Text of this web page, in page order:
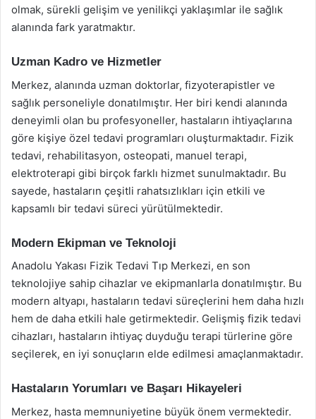
olmak, sürekli gelişim ve yenilikçi yaklaşımlar ile sağlık
alanında fark yaratmaktır.
Uzman Kadro ve Hizmetler
Merkez, alanında uzman doktorlar, fizyoterapistler ve
sağlık personeliyle donatılmıştır. Her biri kendi alanında
deneyimli olan bu profesyoneller, hastaların ihtiyaçlarına
göre kişiye özel tedavi programları oluşturmaktadır. Fizik
tedavi, rehabilitasyon, osteopati, manuel terapi,
elektroterapi gibi birçok farklı hizmet sunulmaktadır. Bu
sayede, hastaların çeşitli rahatsızlıkları için etkili ve
kapsamlı bir tedavi süreci yürütülmektedir.
Modern Ekipman ve Teknoloji
Anadolu Yakası Fizik Tedavi Tıp Merkezi, en son
teknolojiye sahip cihazlar ve ekipmanlarla donatılmıştır. Bu
modern altyapı, hastaların tedavi süreçlerini hem daha hızlı
hem de daha etkili hale getirmektedir. Gelişmiş fizik tedavi
cihazları, hastaların ihtiyaç duyduğu terapi türlerine göre
seçilerek, en iyi sonuçların elde edilmesi amaçlanmaktadır.
Hastaların Yorumları ve Başarı Hikayeleri
Merkez, hasta memnuniyetine büyük önem vermektedir.